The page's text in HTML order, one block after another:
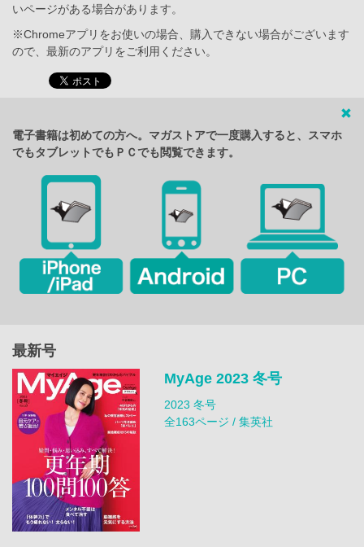
いページがある場合があります。
※Chromeアプリをお使いの場合、購入できない場合がございます
ので、最新のアプリをご利用ください。
電子書籍は初めての方へ。マガストアで一度購入すると、スマホ
でもタブレットでもＰＣでも閲覧できます。
最新号
MyAge 2023 冬号
2023 冬号
全163ページ / 集英社